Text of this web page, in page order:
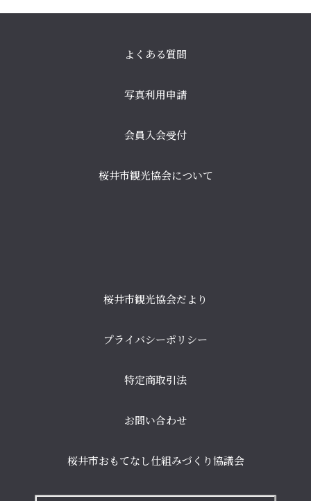
よくある質問
写真利用申請
会員入会受付
桜井市観光協会について
桜井市観光協会だより
プライバシーポリシー
特定商取引法
お問い合わせ
桜井市おもてなし仕組みづくり協議会